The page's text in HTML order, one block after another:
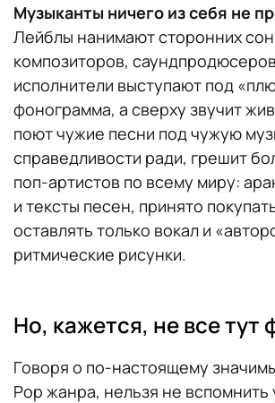
Музыканты ничего из себя не
Лейблы нанимают сторонних
композиторов,
исполнители выступают под
фонограмма, а сверху звучит
поют чужие песни под чужую
справедливости ради, грешит
поп-артистов по всему миру:
и тексты песен, принято
оставлять только вокал и
ритмические рисунки.
Но, кажется, не все тут
Говоря о по-настоящему
Pop жанра, нельзя не вспомнить